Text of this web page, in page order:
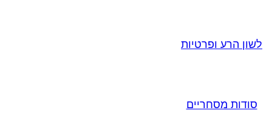
לשון הרע ופרטיות
סודות מסחריים